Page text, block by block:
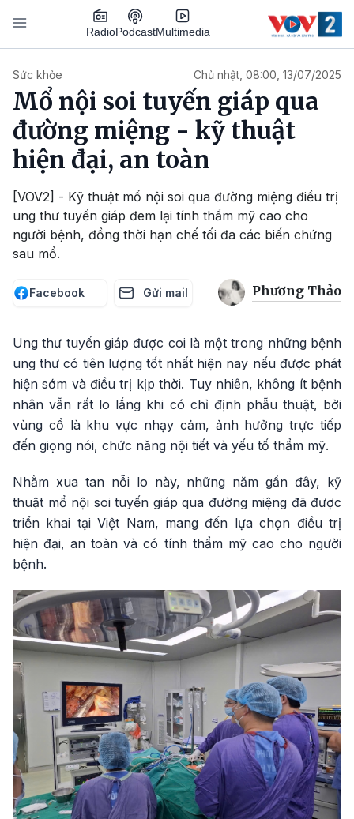
Nhảy đến nội dung
RadioPodcastMultimedia
Sức khỏe Chủ nhật, 08:00, 13/07/2025
Mổ nội soi tuyến giáp qua
đường miệng - kỹ thuật
hiện đại, an toàn
[VOV2] - Kỹ thuật mổ nội soi qua đường miệng điều trị
ung thư tuyến giáp đem lại tính thẩm mỹ cao cho
người bệnh, đồng thời hạn chế tối đa các biến chứng
sau mổ.
Facebook Gửi mail Phương Thảo
Ung thư tuyến giáp được coi là một trong những bệnh
ung thư có tiên lượng tốt nhất hiện nay nếu được phát
hiện sớm và điều trị kịp thời. Tuy nhiên, không ít bệnh
nhân vẫn rất lo lắng khi có chỉ định phẫu thuật, bởi
vùng cổ là khu vực nhạy cảm, ảnh hưởng trực tiếp
đến giọng nói, chức năng nội tiết và yếu tố thẩm mỹ.
Nhằm xua tan nỗi lo này, những năm gần đây, kỹ
thuật mổ nội soi tuyến giáp qua đường miệng đã được
triển khai tại Việt Nam, mang đến lựa chọn điều trị
hiện đại, an toàn và có tính thẩm mỹ cao cho người
bệnh.